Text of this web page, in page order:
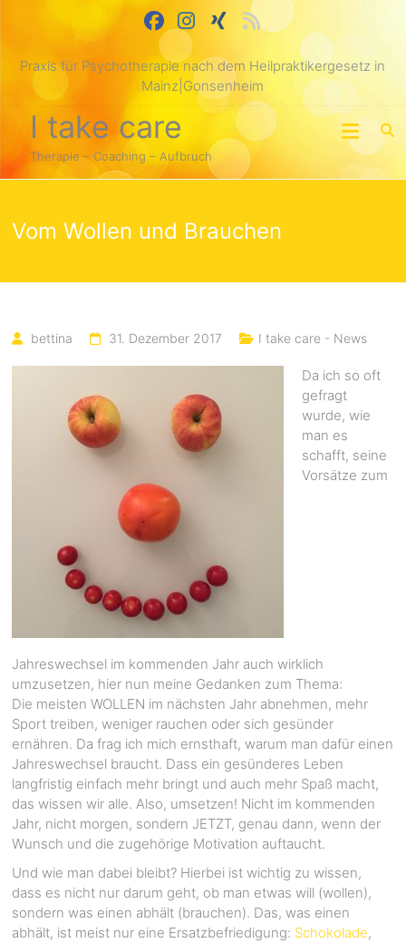
Praxis für Psychotherapie nach dem Heilpraktikergesetz in
Mainz|Gonsenheim
I take care
Therapie – Coaching – Aufbruch
Vom Wollen und Brauchen
bettina 31. Dezember 2017 I take care - News
Da ich so oft
gefragt
wurde, wie
man es
schafft, seine
Vorsätze zum
Jahreswechsel im kommenden Jahr auch wirklich
umzusetzen, hier nun meine Gedanken zum Thema:
Die meisten WOLLEN im nächsten Jahr abnehmen, mehr
Sport treiben, weniger rauchen oder sich gesünder
ernähren. Da frag ich mich ernsthaft, warum man dafür einen
Jahreswechsel braucht. Dass ein gesünderes Leben
langfristig einfach mehr bringt und auch mehr Spaß macht,
das wissen wir alle. Also, umsetzen! Nicht im kommenden
Jahr, nicht morgen, sondern JETZT, genau dann, wenn der
Wunsch und die zugehörige Motivation auftaucht.
Und wie man dabei bleibt? Hierbei ist wichtig zu wissen,
dass es nicht nur darum geht, ob man etwas will (wollen),
sondern was einen abhält (brauchen). Das, was einen
abhält, ist meist nur eine Ersatzbefriedigung: Schokolade,